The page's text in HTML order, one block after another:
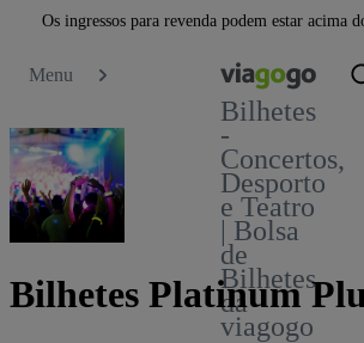
Os ingressos para revenda podem estar acima
Menu
Bilhetes
-
Concertos,
Desporto
e Teatro
| Bolsa
de
Bilhetes
da
viagogo
Bilhetes Platinum